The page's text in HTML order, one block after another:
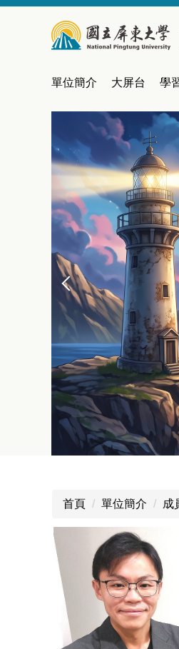
單位簡介 大屏台 學
首頁 單位簡介 成